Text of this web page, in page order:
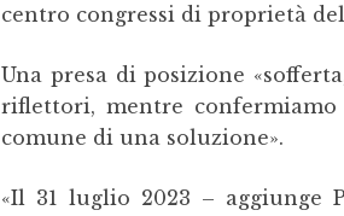
centro congressi di proprietà
Una presa di posizione
riflettori, mentre
comune di una soluzione».
«Il 31 luglio 2023 –